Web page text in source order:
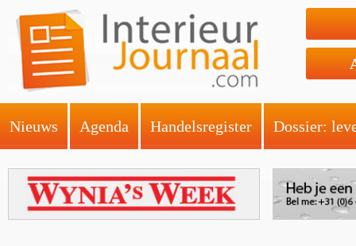
Nieuws Agenda Handelsregister Dossier: